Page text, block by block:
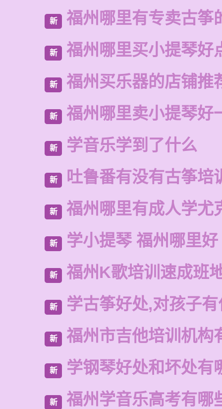
新 福州哪里有专卖古筝
新 福州哪里买小提琴好
新 福州买乐器的店铺推
新 福州哪里卖小提琴好
新 学音乐学到了什么
新 吐鲁番有没有古筝培
新 福州哪里有成人学尤
新 学小提琴 福州哪里好
新 福州K歌培训速成班
新 学古筝好处,对孩子
新 福州市吉他培训机构
新 学钢琴好处和坏处有
新 福州学音乐高考有哪